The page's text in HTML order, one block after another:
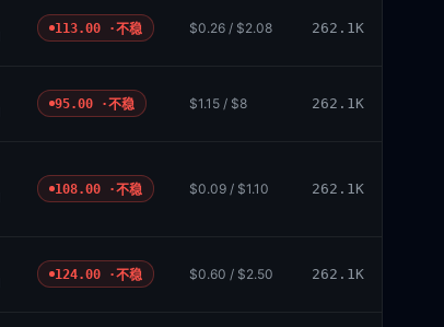
113.00 ·不稳 $0.26 / $2.08 262.1K
95.00 ·不稳 $1.15 / $8 262.1K
108.00 ·不稳 $0.09 / $1.10 262.1K
124.00 ·不稳 $0.60 / $2.50 262.1K